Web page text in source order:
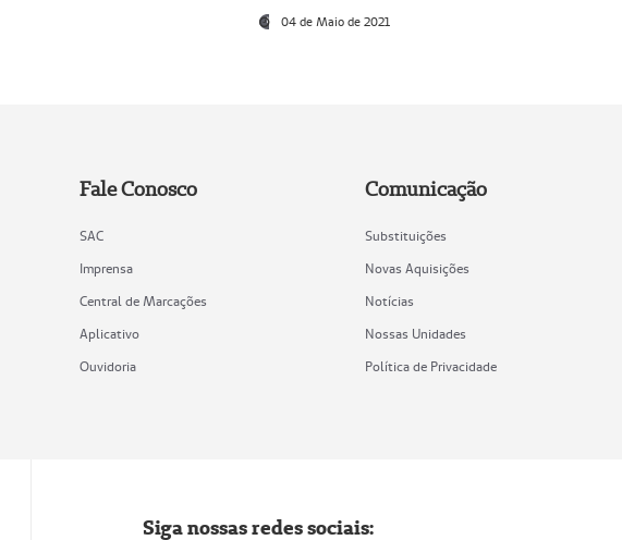
04 de Maio de 2021
Fale Conosco
SAC
Imprensa
Central de Marcações
Aplicativo
Ouvidoria
Comunicação
Substituições
Novas Aquisições
Notícias
Nossas Unidades
Política de Privacidade
Siga nossas redes sociais: